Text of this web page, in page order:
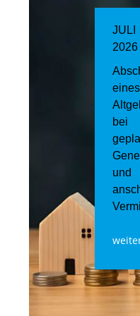
JULI
2026
eines
bei
und